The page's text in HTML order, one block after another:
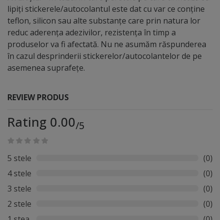
acordul de design de la dumneavoastră.
lipiți stickerele/autocolantul este dat cu var ce conține
teflon, silicon sau alte substanțe care prin natura lor
reduc aderența adezivilor, rezistența în timp a
produselor va fi afectată. Nu ne asumăm răspunderea
în cazul desprinderii stickerelor/autocolantelor de pe
asemenea suprafețe.
REVIEW PRODUS
Rating 0.00/5
5 stele
(0)
4 stele
(0)
3 stele
(0)
2 stele
(0)